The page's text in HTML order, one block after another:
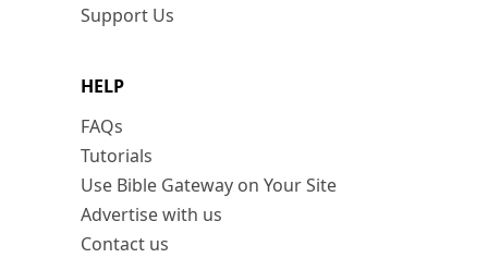
Support Us
HELP
FAQs
Tutorials
Use Bible Gateway on Your Site
Advertise with us
Contact us